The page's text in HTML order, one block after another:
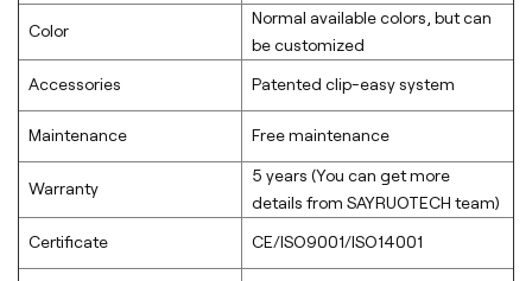
Color
Normal available colors, but can
be customized
Accessories Patented clip-easy system
Maintenance Free maintenance
Warranty
5 years (You can get more
details from SAYRUOTECH team)
Certificate CE/ISO9001/ISO14001